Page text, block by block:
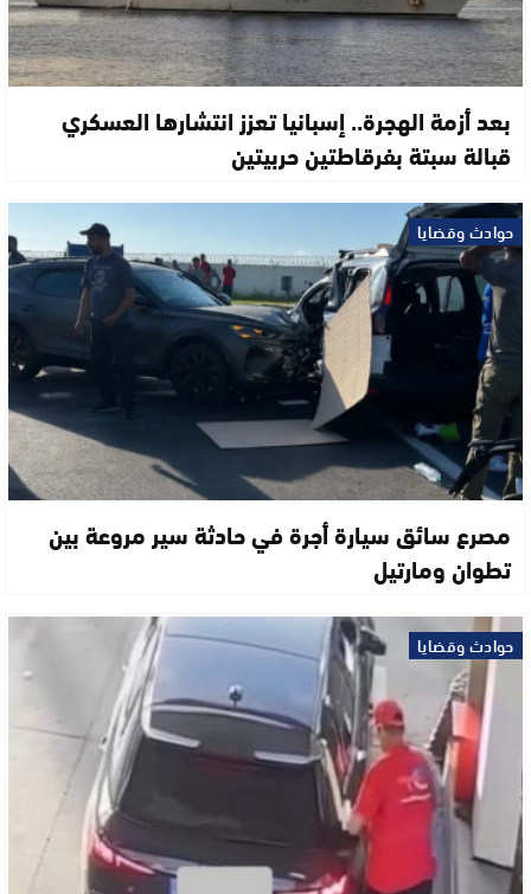
بعد أزمة الهجرة.. إسبانيا تعزز انتشارها العسكري
قبالة سبتة بفرقاطتين حربيتين
حوادث وقضايا
مصرع سائق سيارة أجرة في حادثة سير مروعة بين
تطوان ومارتيل
حوادث وقضايا